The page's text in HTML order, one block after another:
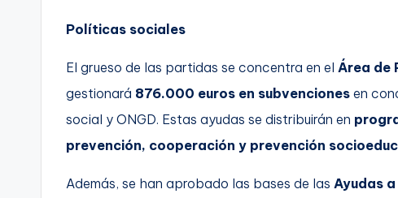
Políticas sociales
El grueso de las partidas se concentra en el Área de
gestionará 876.000 euros en subvenciones en
social y ONGD. Estas ayudas se distribuirán en
prevención, cooperación y prevención
Además, se han aprobado las bases de las Ayudas